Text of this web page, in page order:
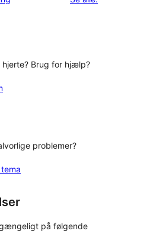
Brug for hjælp?
problemer?
på følgende